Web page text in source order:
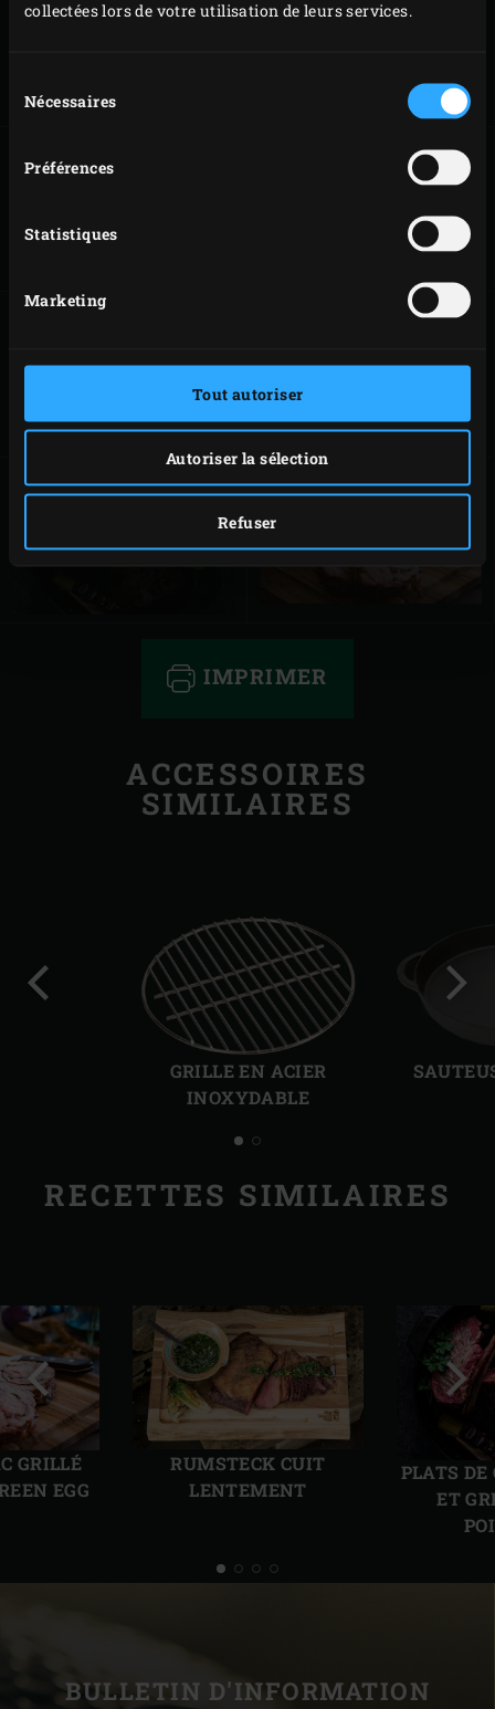
collectées lors de votre utilisation de leurs services.
duNécessaires
Préférences
Statistiques
Marketing
Tout autoriser
Autoriser la sélection
Refuser
FAÇON COWBOYS
BAVETTE
ENTIÈRE GRILLÉE
RUMSTECK CUIT
FUMÉS GRILLÉ
IMPRIMER
ACCESSOIRES
SIMILAIRES
GRILLE EN ACIER
INOXYDABLE
RECETTES SIMILAIRES
GRILLÉ
EGG
RUMSTECK CUIT
LENTEMENT
PLATS DE
ET
Diapo
précédente
BULLETIN D'INFORMATION